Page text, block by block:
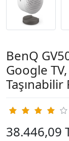
BenQ
Google
38.446,09